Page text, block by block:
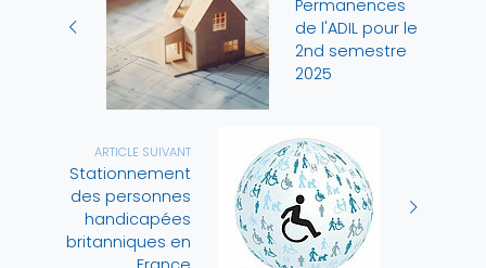
Permanences
de l'ADIL pour le
2nd semestre
2025
ARTICLE SUIVANT
Stationnement
des personnes
handicapées
britanniques en